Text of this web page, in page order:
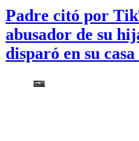
Padre citó por
abusador de su
disparó en su